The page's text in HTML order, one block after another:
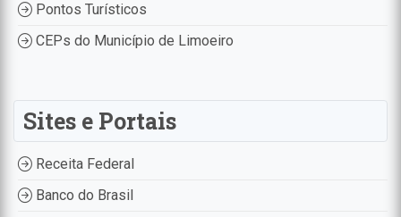
Pontos Turísticos
CEPs do Município de Limoeiro
Sites e Portais
Receita Federal
Banco do Brasil